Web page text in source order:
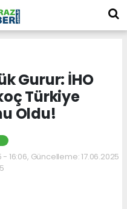
Gurur: İHO
Türkiye
Oldu!
16:06, Güncelleme: 17.06.2025